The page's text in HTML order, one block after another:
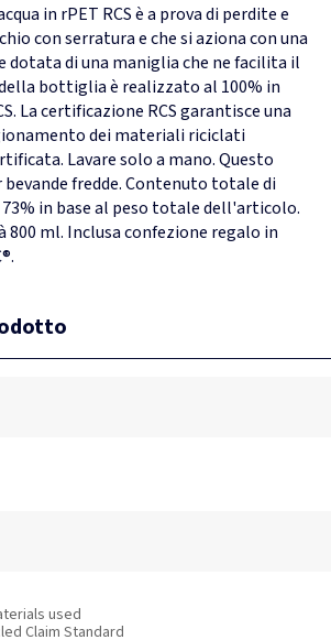
in rPET RCS è a prova di perdite e
con serratura e che si aziona con una
dotata di una maniglia che ne facilita il
bottiglia è realizzato al 100% in
La certificazione RCS garantisce una
dei materiali riciclati
Lavare solo a mano. Questo
fredde. Contenuto totale di
in base al peso totale dell'articolo.
800 ml. Inclusa confezione regalo in
used
Claim Standard